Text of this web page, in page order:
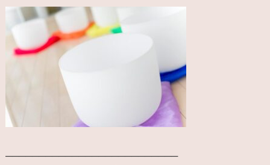
──────────────────────────